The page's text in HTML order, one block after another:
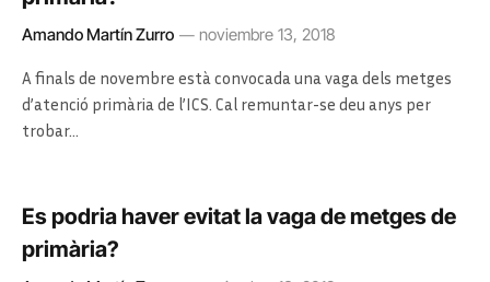
Amando Martín Zurro noviembre 13, 2018
A finals de novembre està convocada una vaga dels metges
d’atenció primària de l’ICS. Cal remuntar-se deu anys per
trobar…
Es podria haver evitat la vaga de metges de
primària?